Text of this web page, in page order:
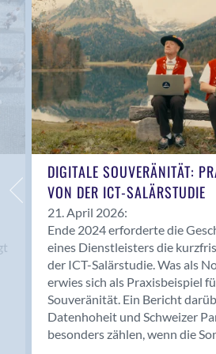
Anwil
Appenzell
Au SG
Baar
Baden
Balsthal
Balzers
Basel
Bassersdorf
Belp
Bendern
Benken (SG)
Bergdietikon
Berlin
Bern
Bern - Liebefeld
DIGITALE SOUVERÄNITÄT:
VON DER ICT-SALÄRSTUDIE
21. April 2026:
Ende 2024 erforderte die
eines Dienstleisters die
der ICT-Salärstudie. Was als
erwies sich als Praxisbeispiel
Souveränität. Ein Bericht
Datenhoheit und Schweizer
besonders zählen, wenn die